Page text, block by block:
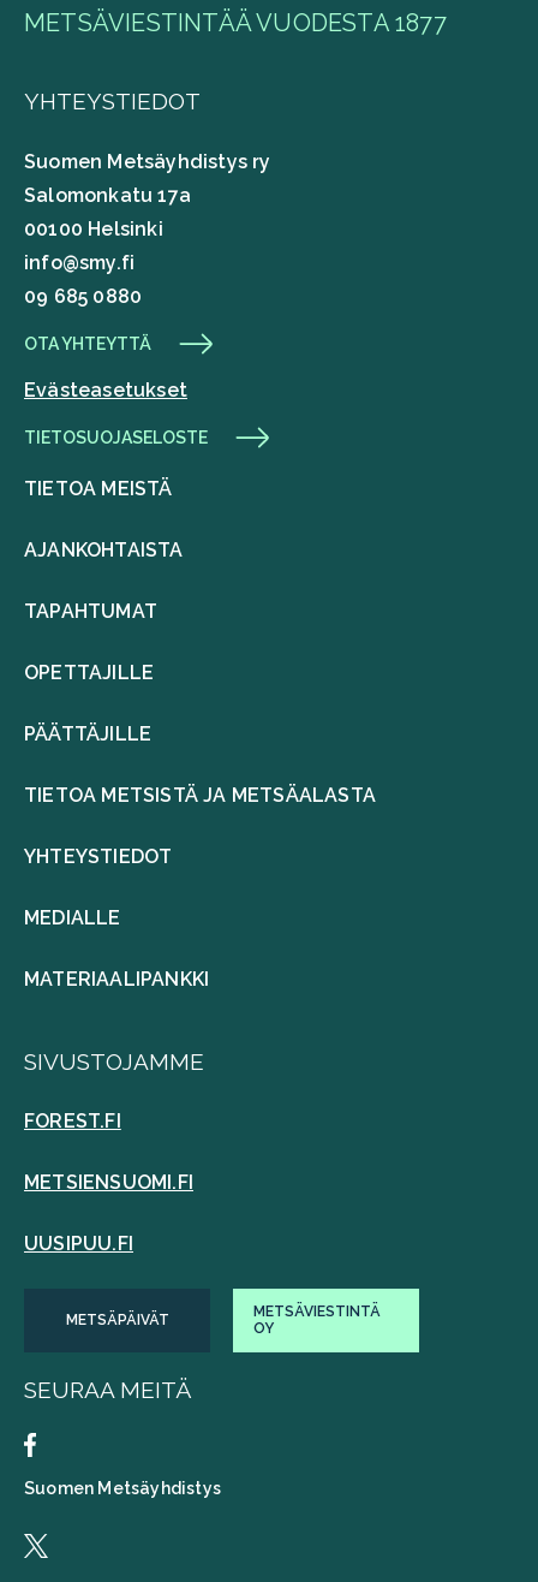
METSÄVIESTINTÄÄ VUODESTA 1877
YHTEYSTIEDOT
Suomen Metsäyhdistys ry
Salomonkatu 17a
00100 Helsinki
info@smy.fi
09 685 0880
OTA YHTEYTTÄ
Evästeasetukset
TIETOSUOJASELOSTE
TIETOA MEISTÄ
AJANKOHTAISTA
TAPAHTUMAT
OPETTAJILLE
PÄÄTTÄJILLE
TIETOA METSISTÄ JA METSÄALASTA
YHTEYSTIEDOT
MEDIALLE
MATERIAALIPANKKI
SIVUSTOJAMME
FOREST.FI
METSIENSUOMI.FI
UUSIPUU.FI
METSÄPÄIVÄT
METSÄVIESTINTÄ
OY
SEURAA MEITÄ
Suomen Metsäyhdistys